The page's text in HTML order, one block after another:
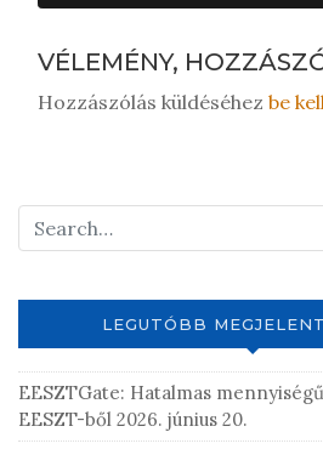
VÉLEMÉNY,
Hozzászólás küldéséhez be
LEGUTÓBB
EESZTGate: Hatalmas
EESZT-ből 2026. június 20.